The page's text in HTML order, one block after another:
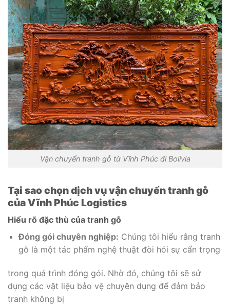
Vận chuyển tranh gỗ từ Vĩnh Phúc đi Bolivia
Tại sao chọn dịch vụ vận chuyển tranh gỗ
của Vĩnh Phúc Logistics
Hiểu rõ đặc thù của tranh gỗ
Đóng gói chuyên nghiệp: Chúng tôi hiểu rằng tranh
gỗ là một tác phẩm nghệ thuật đòi hỏi sự cẩn trọng
trong quá trình đóng gói. Nhờ đó, chúng tôi sẽ sử
dụng các vật liệu bảo vệ chuyên dụng để đảm bảo
tranh không bị